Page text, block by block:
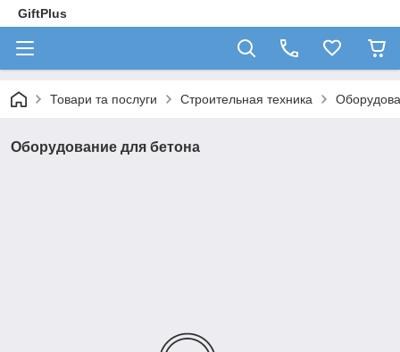
GiftPlus
Товари та послуги Строительная техника
Оборудование для бетона